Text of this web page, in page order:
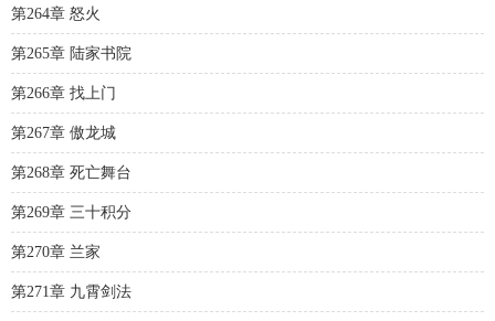
第264章 怒火
第265章 陆家书院
第266章 找上门
第267章 傲龙城
第268章 死亡舞台
第269章 三十积分
第270章 兰家
第271章 九霄剑法